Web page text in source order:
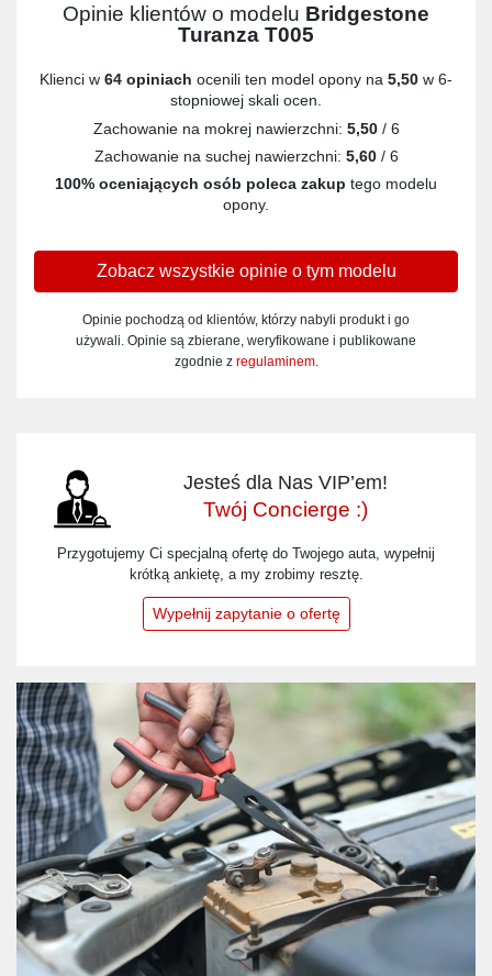
Opinie klientów o modelu Bridgestone
Turanza T005
Klienci w 64 opiniach ocenili ten model opony na 5,50 w 6-
stopniowej skali ocen.
Zachowanie na mokrej nawierzchni: 5,50/ 6
Zachowanie na suchej nawierzchni: 5,60/ 6
100% oceniających osób poleca zakup tego modelu
opony.
Zobacz wszystkie opinie o tym modelu
Opinie pochodzą od klientów, którzy nabyli produkt i go
używali. Opinie są zbierane, weryfikowane i publikowane
zgodnie z regulaminem.
Jesteś dla Nas VIP’em!
Twój Concierge :)
Przygotujemy Ci specjalną ofertę do Twojego auta, wypełnij
krótką ankietę, a my zrobimy resztę.
Wypełnij zapytanie o ofertę